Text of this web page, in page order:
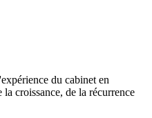
du cabinet en
croissance, de la récurrence